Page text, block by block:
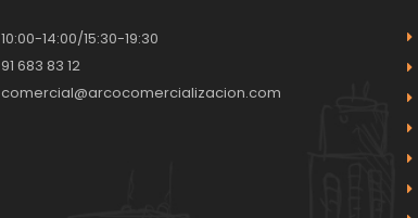
10:00-14:00/15:30-19:30
91 683 83 12
comercial@arcocomercializacion.com